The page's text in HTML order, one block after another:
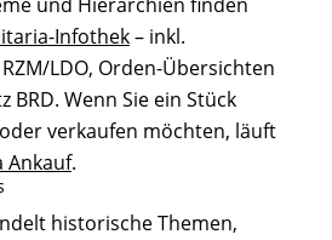
Infothek– inkl.
LDO, Orden-Übersichten
BRD. Wenn Sie ein Stück
verkaufen möchten, läuft
Ankauf.
historische Themen,